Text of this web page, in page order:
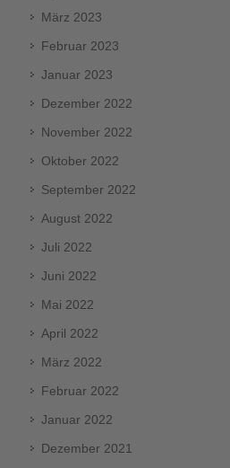
März 2023
Februar 2023
Januar 2023
Dezember 2022
November 2022
Oktober 2022
September 2022
August 2022
Juli 2022
Juni 2022
Mai 2022
April 2022
März 2022
Februar 2022
Januar 2022
Dezember 2021